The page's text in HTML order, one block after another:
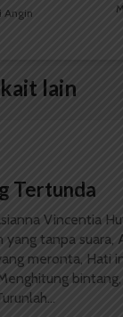
Angin
lain
Tertunda
Vincentia
yang tanpa suara,
meronta, Hati